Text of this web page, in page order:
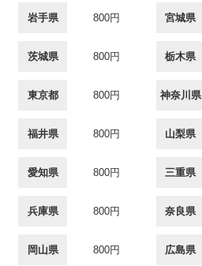
岩手県 800円 宮城県
茨城県 800円 栃木県
東京都 800円 神奈川県
福井県 800円 山梨県
愛知県 800円 三重県
兵庫県 800円 奈良県
岡山県 800円 広島県